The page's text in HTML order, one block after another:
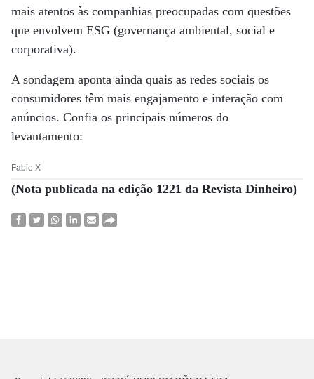
mais atentos às companhias preocupadas com questões
que envolvem ESG (governança ambiental, social e
corporativa).
A sondagem aponta ainda quais as redes sociais os
consumidores têm mais engajamento e interação com
anúncios. Confia os principais números do
levantamento:
Fabio X
(Nota publicada na edição 1221 da Revista Dinheiro)